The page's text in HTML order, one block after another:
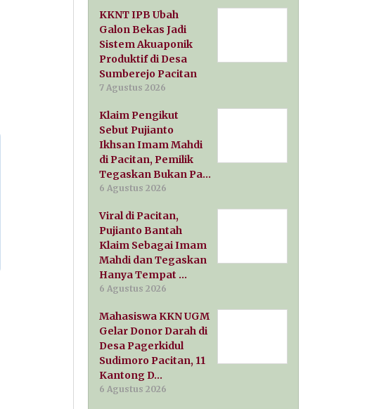
KKNT IPB Ubah
Galon Bekas Jadi
Sistem Akuaponik
Produktif di Desa
Sumberejo Pacitan
7 Agustus 2026
Klaim Pengikut
Sebut Pujianto
Ikhsan Imam Mahdi
di Pacitan, Pemilik
Tegaskan Bukan Pa…
6 Agustus 2026
Viral di Pacitan,
Pujianto Bantah
Klaim Sebagai Imam
Mahdi dan Tegaskan
Hanya Tempat …
6 Agustus 2026
Mahasiswa KKN UGM
Gelar Donor Darah di
Desa Pagerkidul
Sudimoro Pacitan, 11
Kantong D…
6 Agustus 2026